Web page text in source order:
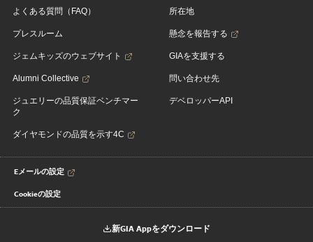
よくある質問（FAQ）
プレスルーム
ジェムキッズのウェブサイト
Alumni Collective
ジュエリーの品質保証ベンチマー
ク
ダイヤモンドの品質を示す4C
所在地
懸念を報告する
GIAを支援する
問い合わせ先
デベロッパーAPI
Eメールの設定
Cookieの設定
新GIA Appをダウンロード